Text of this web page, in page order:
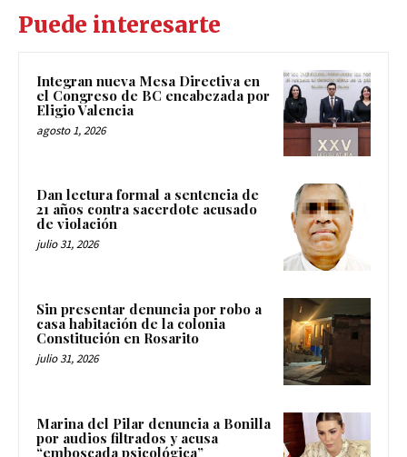
Puede interesarte
Integran nueva Mesa Directiva en
el Congreso de BC encabezada por
Eligio Valencia
agosto 1, 2026
Dan lectura formal a sentencia de
21 años contra sacerdote acusado
de violación
julio 31, 2026
Sin presentar denuncia por robo a
casa habitación de la colonia
Constitución en Rosarito
julio 31, 2026
Marina del Pilar denuncia a Bonilla
por audios filtrados y acusa
“emboscada psicológica”